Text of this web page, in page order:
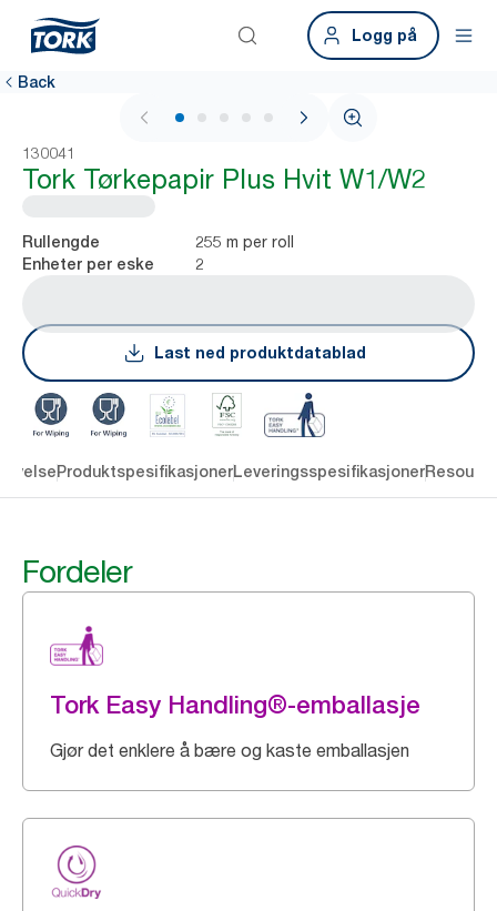
Logg på
Back
1 / 5
130041
Tork Tørkepapir Plus Hvit W1/W2
Rullengde 255 m per roll
Enheter per eske 2
Last ned produktdatablad
ProduktspesifikasjonerLeveringsspesifikasjoner
Fordeler
Tork Easy Handling®-emballasje
Gjør det enklere å bære og kaste emballasjen